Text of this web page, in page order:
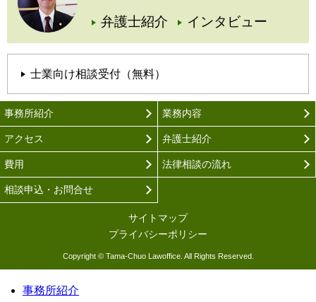
弁護士紹介 インタビュー
士業向け相談受付（無料）
事務所紹介 業務内容
アクセス 弁護士紹介
費用 法律相談の流れ
相談申込・お問合せ
サイトマップ
プライバシーポリシー
Copyright © Tama-Chuo Lawoffice. All Rights Reserved.
事務所紹介